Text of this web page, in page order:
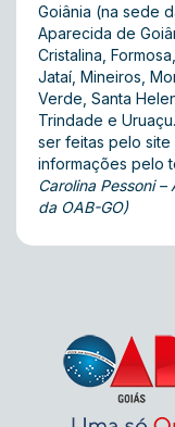
Goiânia (na sede
Aparecida de
Cristalina,
Jataí, Mineiros,
Verde, Santa
Trindade e
ser feitas pelo site
informações pelo
Carolina Pessoni
da OAB-GO)